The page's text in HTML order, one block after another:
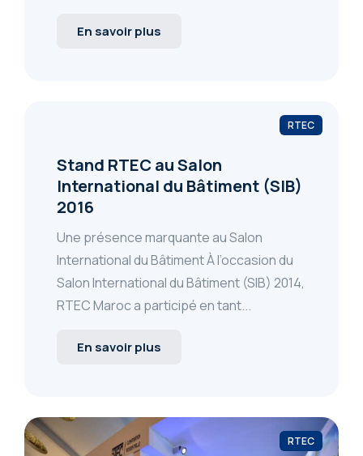
En savoir plus
RTEC
Stand RTEC au Salon
International du Bâtiment (SIB)
2016
Une présence marquante au Salon
International du Bâtiment À l’occasion du
Salon International du Bâtiment (SIB) 2014,
RTEC Maroc a participé en tant...
En savoir plus
RTEC